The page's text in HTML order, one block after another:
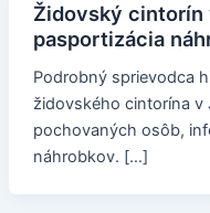
Židovský cintorín
pasportizácia
Podrobný sprievodca
židovského cintorína v
pochovaných osôb,
náhrobkov. […]